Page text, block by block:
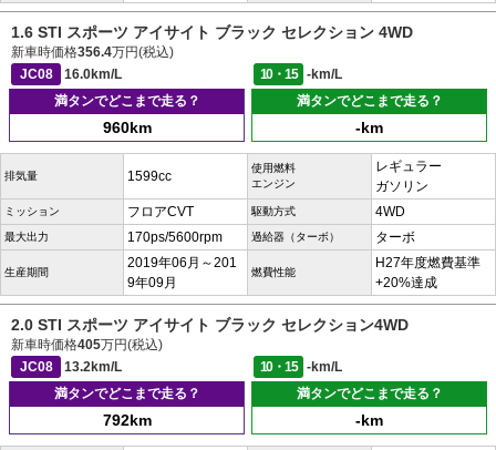
1.6 STI スポーツ アイサイト ブラック セレクション 4WD
新車時価格356.4万円(税込)
JC08
16.0km/L 10・15
-km/L
満タンでどこまで走る？
960km
満タンでどこまで走る？
-km
排気量 1599cc
使用燃料
エンジン
レギュラー
ガソリン
ミッション フロアCVT 駆動方式 4WD
最大出力 170ps/5600rpm 過給器（ターボ） ターボ
生産期間
2019年06月～201
9年09月
燃費性能
H27年度燃費基準
+20%達成
2.0 STI スポーツ アイサイト ブラック セレクション4WD
新車時価格405万円(税込)
JC08
13.2km/L 10・15
-km/L
満タンでどこまで走る？
792km
満タンでどこまで走る？
-km